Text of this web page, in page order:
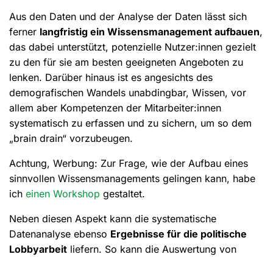
Aus den Daten und der Analyse der Daten lässt sich
ferner langfristig ein Wissensmanagement aufbauen,
das dabei unterstützt, potenzielle Nutzer:innen gezielt
zu den für sie am besten geeigneten Angeboten zu
lenken. Darüber hinaus ist es angesichts des
demografischen Wandels unabdingbar, Wissen, vor
allem aber Kompetenzen der Mitarbeiter:innen
systematisch zu erfassen und zu sichern, um so dem
„brain drain“ vorzubeugen.
Achtung, Werbung: Zur Frage, wie der Aufbau eines
sinnvollen Wissensmanagements gelingen kann, habe
ich einen Workshop gestaltet.
Neben diesen Aspekt kann die systematische
Datenanalyse ebenso Ergebnisse für die politische
Lobbyarbeit liefern. So kann die Auswertung von